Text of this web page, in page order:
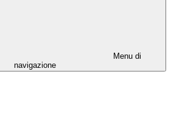
Menu di
navigazione